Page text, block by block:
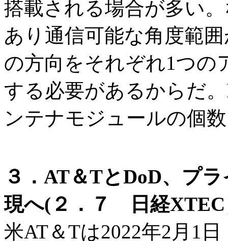
搭載される場合が多い
あり通信可能な角度範
の方向をそれぞれ1つの
する必要があるからだ
ンテナモジュールの個
３．AT＆TとDoD、プ
現へ(２．７ 日経XTEC
米AT＆Tは2022年2月1